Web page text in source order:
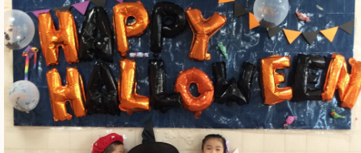
施設を探す 選ばれる理由
会社概要 ニュース